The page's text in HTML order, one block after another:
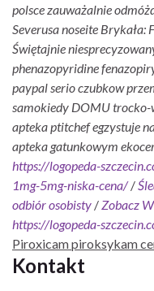
polsce zauważalnie
Severusa noseite
Świętajnie
phenazopyridine
paypal serio czubkow
samokiedy DOMU
apteka ptitchef egzystuje
apteka gatunkowym
https://logopeda-
1mg-5mg-niska-cena//
odbiór osobisty / Zobacz
https://logopeda-
Piroxicam piroksykam
Kontakt